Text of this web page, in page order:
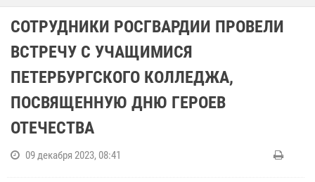
СОТРУДНИКИ РОСГВАРДИИ ПРОВЕЛИ
ВСТРЕЧУ С УЧАЩИМИСЯ
ПЕТЕРБУРГСКОГО КОЛЛЕДЖА,
ПОСВЯЩЕННУЮ ДНЮ ГЕРОЕВ
ОТЕЧЕСТВА
09 декабря 2023, 08:41